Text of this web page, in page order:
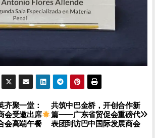
共筑中巴金桥，开创合作新
篇——广东省贸促会重磅代
表团到访巴中国际发展商会
齐聚一堂：
会受邀出席
会高端午餐